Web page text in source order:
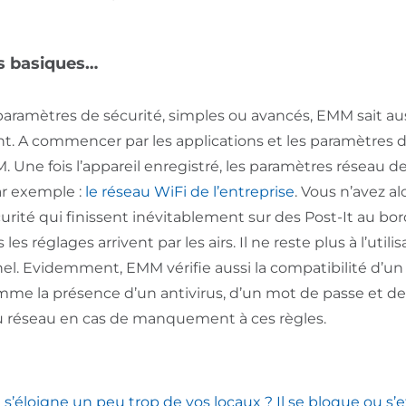
basiques…
de sécurité, simples ou avancés, EMM sait
A commencer par les applications et les paramètres
Une fois l’appareil enregistré, les paramètres réseau
exemple : le réseau WiFi de l’entreprise. Vous n’avez
qui finissent inévitablement sur des Post-It au
réglages arrivent par les airs. Il ne reste plus à
Evidemment, EMM vérifie aussi la compatibilité d’un
la présence d’un antivirus, d’un mot de passe et
réseau en cas de manquement à ces règles.
un peu trop de vos locaux ? Il se bloque ou